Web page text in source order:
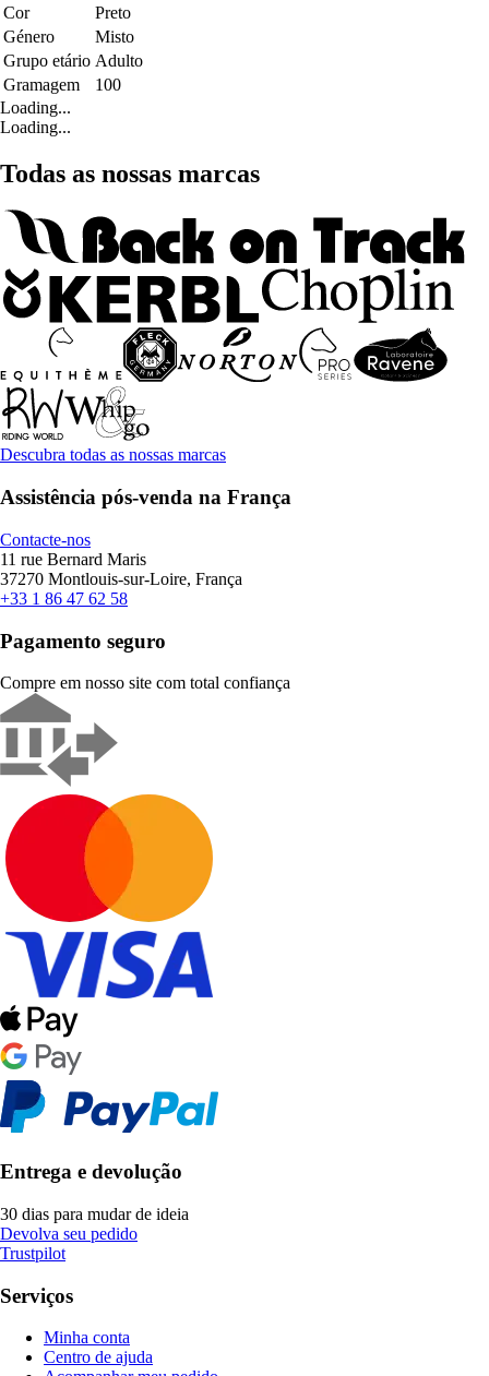
Cor
Preto
Género
Misto
Grupo etário Adulto
Gramagem
100
Loading...
Loading...
Todas as nossas marcas
Descubra todas as nossas marcas
Assistência pós-venda na França
Contacte-nos
11 rue Bernard Maris
37270 Montlouis-sur-Loire, França
+33 1 86 47 62 58
Pagamento seguro
Compre em nosso site com total confiança
Entrega e devolução
30 dias para mudar de ideia
Devolva seu pedido
Trustpilot
Serviços
Minha conta
Centro de ajuda